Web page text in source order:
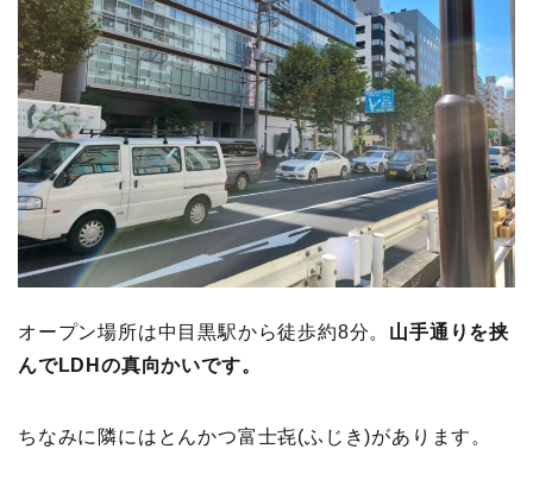
オープン場所は中目黒駅から徒歩約8分。 山手通りを挟
んでLDHの真向かいです。
ちなみに隣にはとんかつ富士㐂(ふじき)があります。